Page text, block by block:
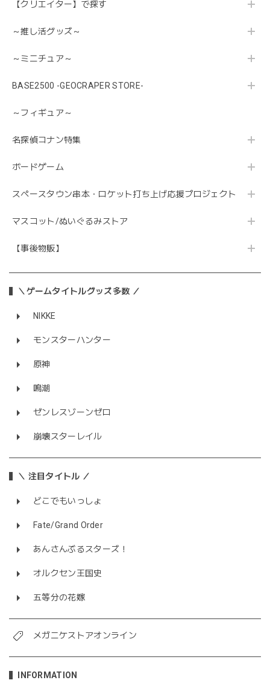
【クリエイター】で探す
～推し活グッズ～
～ミニチュア～
BASE2500 -GEOCRAPER STORE-
～フィギュア～
名探偵コナン特集
ボードゲーム
スペースタウン串本・ロケット打ち上げ応援プロジェクト
マスコット/ぬいぐるみストア
【事後物販】
＼ゲームタイトルグッズ多数 ／
NIKKE
モンスターハンター
原神
鳴潮
ゼンレスゾーンゼロ
崩壊スターレイル
＼ 注目タイトル ／
どこでもいっしょ
Fate/Grand Order
あんさんぶるスターズ！
オルクセン王国史
五等分の花嫁
メガニケストアオンライン
INFORMATION